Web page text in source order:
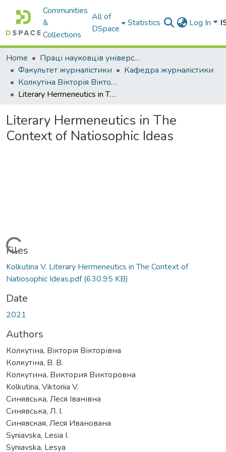
Communities
&
Collections
All of
DSpace
Statistics Log In
Home
Праці науковців університету
Факультет журналістики
Кафедра журналістики
Колкутіна Вікторія Вікторівна
Literary Hermeneutics in The Context of Natiosophic Ideas
Literary Hermeneutics in The
Context of Natiosophic Ideas
Loading...
Files
Kolkutina V. Literary Hermeneutics in The Context of
Natiosophic Ideas.pdf(630.95 KB)
Date
2021
Authors
Колкутіна, Вікторія Вікторівна
Колкутіна, В. В.
Колкутина, Виктория Викторовна
Kolkutina, Viktoriia V.
Синявська, Леся Іванівна
Синявська, Л. І.
Синявская, Леся Иванована
Syniavska, Lesia I.
Syniavska, Lesya